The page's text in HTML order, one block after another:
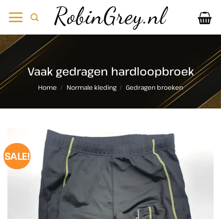
naar
Vaak gedragen hardloopbroek
Home / Normale kleding / Gedragen broeken
SALE!